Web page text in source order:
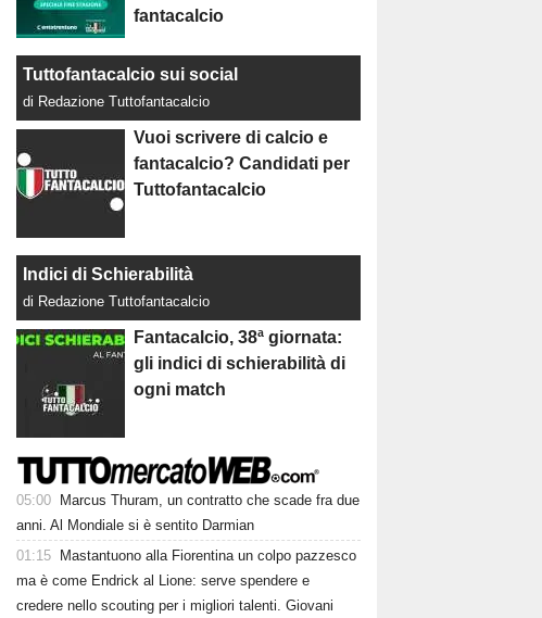
fantacalcio
Tuttofantacalcio sui social
di Redazione Tuttofantacalcio
Vuoi scrivere di calcio e
fantacalcio? Candidati per
Tuttofantacalcio
Indici di Schierabilità
di Redazione Tuttofantacalcio
Fantacalcio, 38ª giornata:
gli indici di schierabilità di
ogni match
05:00
Marcus Thuram, un contratto che scade fra due
anni. Al Mondiale si è sentito Darmian
01:15
Mastantuono alla Fiorentina un colpo pazzesco
ma è come Endrick al Lione: serve spendere e
credere nello scouting per i migliori talenti. Giovani